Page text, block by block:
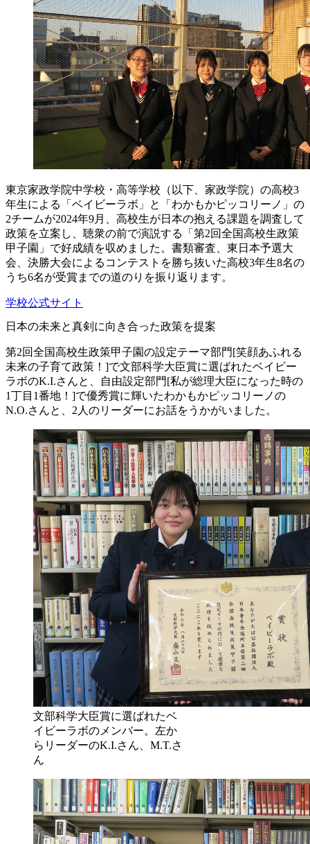
東京家政学院中学校・高等学校（以下、家政学院）の高校3
年生による「ベイビーラボ」と「わかもかピッコリーノ」の
2チームが2024年9月、高校生が日本の抱える課題を調査して
政策を立案し、聴衆の前で演説する「第2回全国高校生政策
甲子園」で好成績を収めました。書類審査、東日本予選大
会、決勝大会によるコンテストを勝ち抜いた高校3年生8名の
うち6名が受賞までの道のりを振り返ります。
学校公式サイト
日本の未来と真剣に向き合った政策を提案
第2回全国高校生政策甲子園の設定テーマ部門[笑顔あふれる
未来の子育て政策！]で文部科学大臣賞に選ばれたベイビー
ラボのK.I.さんと、自由設定部門[私が総理大臣になった時の
1丁目1番地！]で優秀賞に輝いたわかもかピッコリーノの
N.O.さんと、2人のリーダーにお話をうかがいました。
文部科学大臣賞に選ばれたベ
イビーラボのメンバー。左か
らリーダーのK.I.さん、M.T.さ
ん